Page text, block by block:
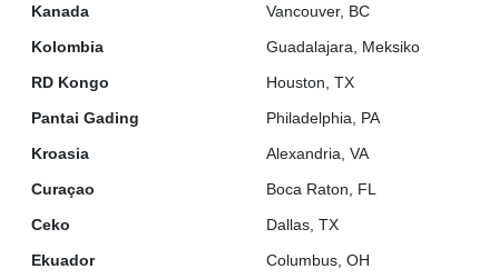
Kanada
Vancouver, BC
Kolombia
Guadalajara, Meksiko
RD Kongo
Houston, TX
Pantai Gading
Philadelphia, PA
Kroasia
Alexandria, VA
Curaçao
Boca Raton, FL
Ceko
Dallas, TX
Ekuador
Columbus, OH